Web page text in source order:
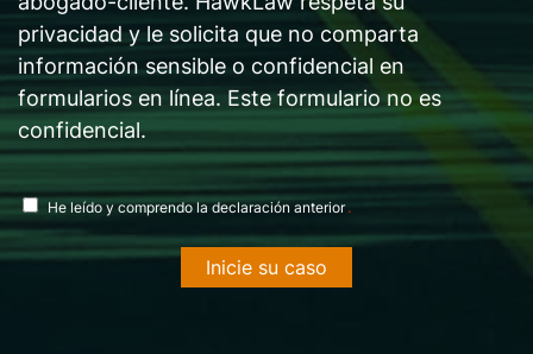
privacidad y le solicita que no comparta
información sensible o confidencial en
formularios en línea. Este formulario no es
confidencial.
acuerdo
de
divulgación
He leído y comprendo la declaración anterior .